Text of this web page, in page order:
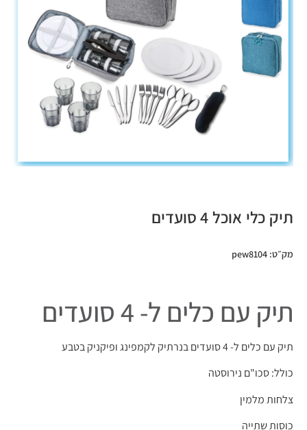
תיק כלי אוכל 4 סועדים
מק״ט: pew8104
תיק עם כלים ל- 4 סועדים
תיק עם כלים ל- 4 סועדים בנרתיק לקמפינג ופיקניק בטבע
כולל: סכו"ם נירוסטה
צלחות מלמין
כוסות שתייה